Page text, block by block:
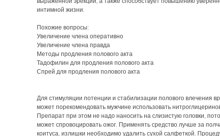
выраженной эрекции, а также способствует повышению
интимной жизни.
Похожие вопросы:
Увеличение члена оперативно
Увеличение члена правда
Методы продления полового акта
Тадофилин для продления полового акта
Спрей для продления полового акта
Для стимуляции потенции и стабилизации полового влечения
может порекомендовать мужчине использовать
Препарат при этом не надо наносить на слизистую головки,
может спровоцировать ожог. Применять средство лучше за
коитуса, излишки необходимо удалить сухой салфеткой.